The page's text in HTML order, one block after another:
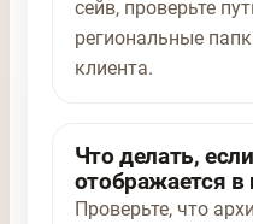
сейв, проверьте
региональные
клиента.
Что делать,
отображается в
Проверьте, что